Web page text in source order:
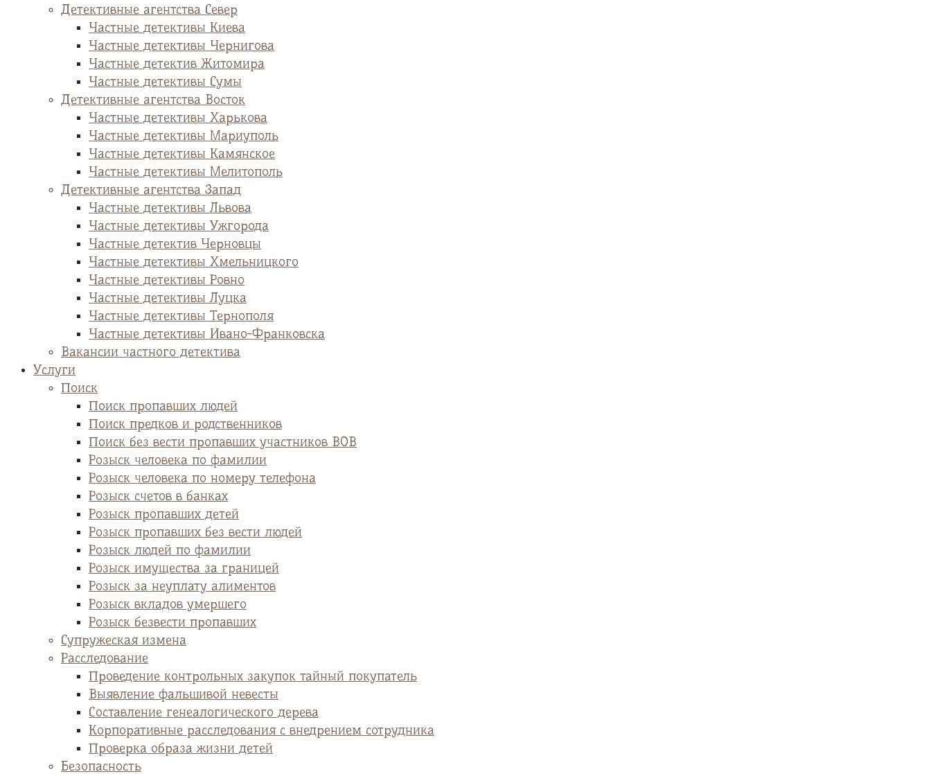
Детективные агентства Север
Частные детективы Киева
Частные детективы Чернигова
Частные детектив Житомира
Частные детективы Сумы
Детективные агентства Восток
Частные детективы Харькова
Частные детективы Мариуполь
Частные детективы Камянское
Частные детективы Мелитополь
Детективные агентства Запад
Частные детективы Львова
Частные детективы Ужгорода
Частные детектив Черновцы
Частные детективы Хмельницкого
Частные детективы Ровно
Частные детективы Луцка
Частные детективы Тернополя
Частные детективы Ивано-Франковска
Вакансии частного детектива
Услуги
Поиск
Поиск пропавших людей
Поиск предков и родственников
Поиск без вести пропавших участников ВОВ
Розыск человека по фамилии
Розыск человека по номеру телефона
Розыск счетов в банках
Розыск пропавших детей
Розыск пропавших без вести людей
Розыск людей по фамилии
Розыск имущества за границей
Розыск за неуплату алиментов
Розыск вкладов умершего
Розыск безвести пропавших
Супружеская измена
Расследование
Проведение контрольных закупок тайный покупатель
Выявление фальшивой невесты
Cоставление генеалогического дерева
Корпоративные расследования с внедрением сотрудника
Проверка образа жизни детей
Безопасность